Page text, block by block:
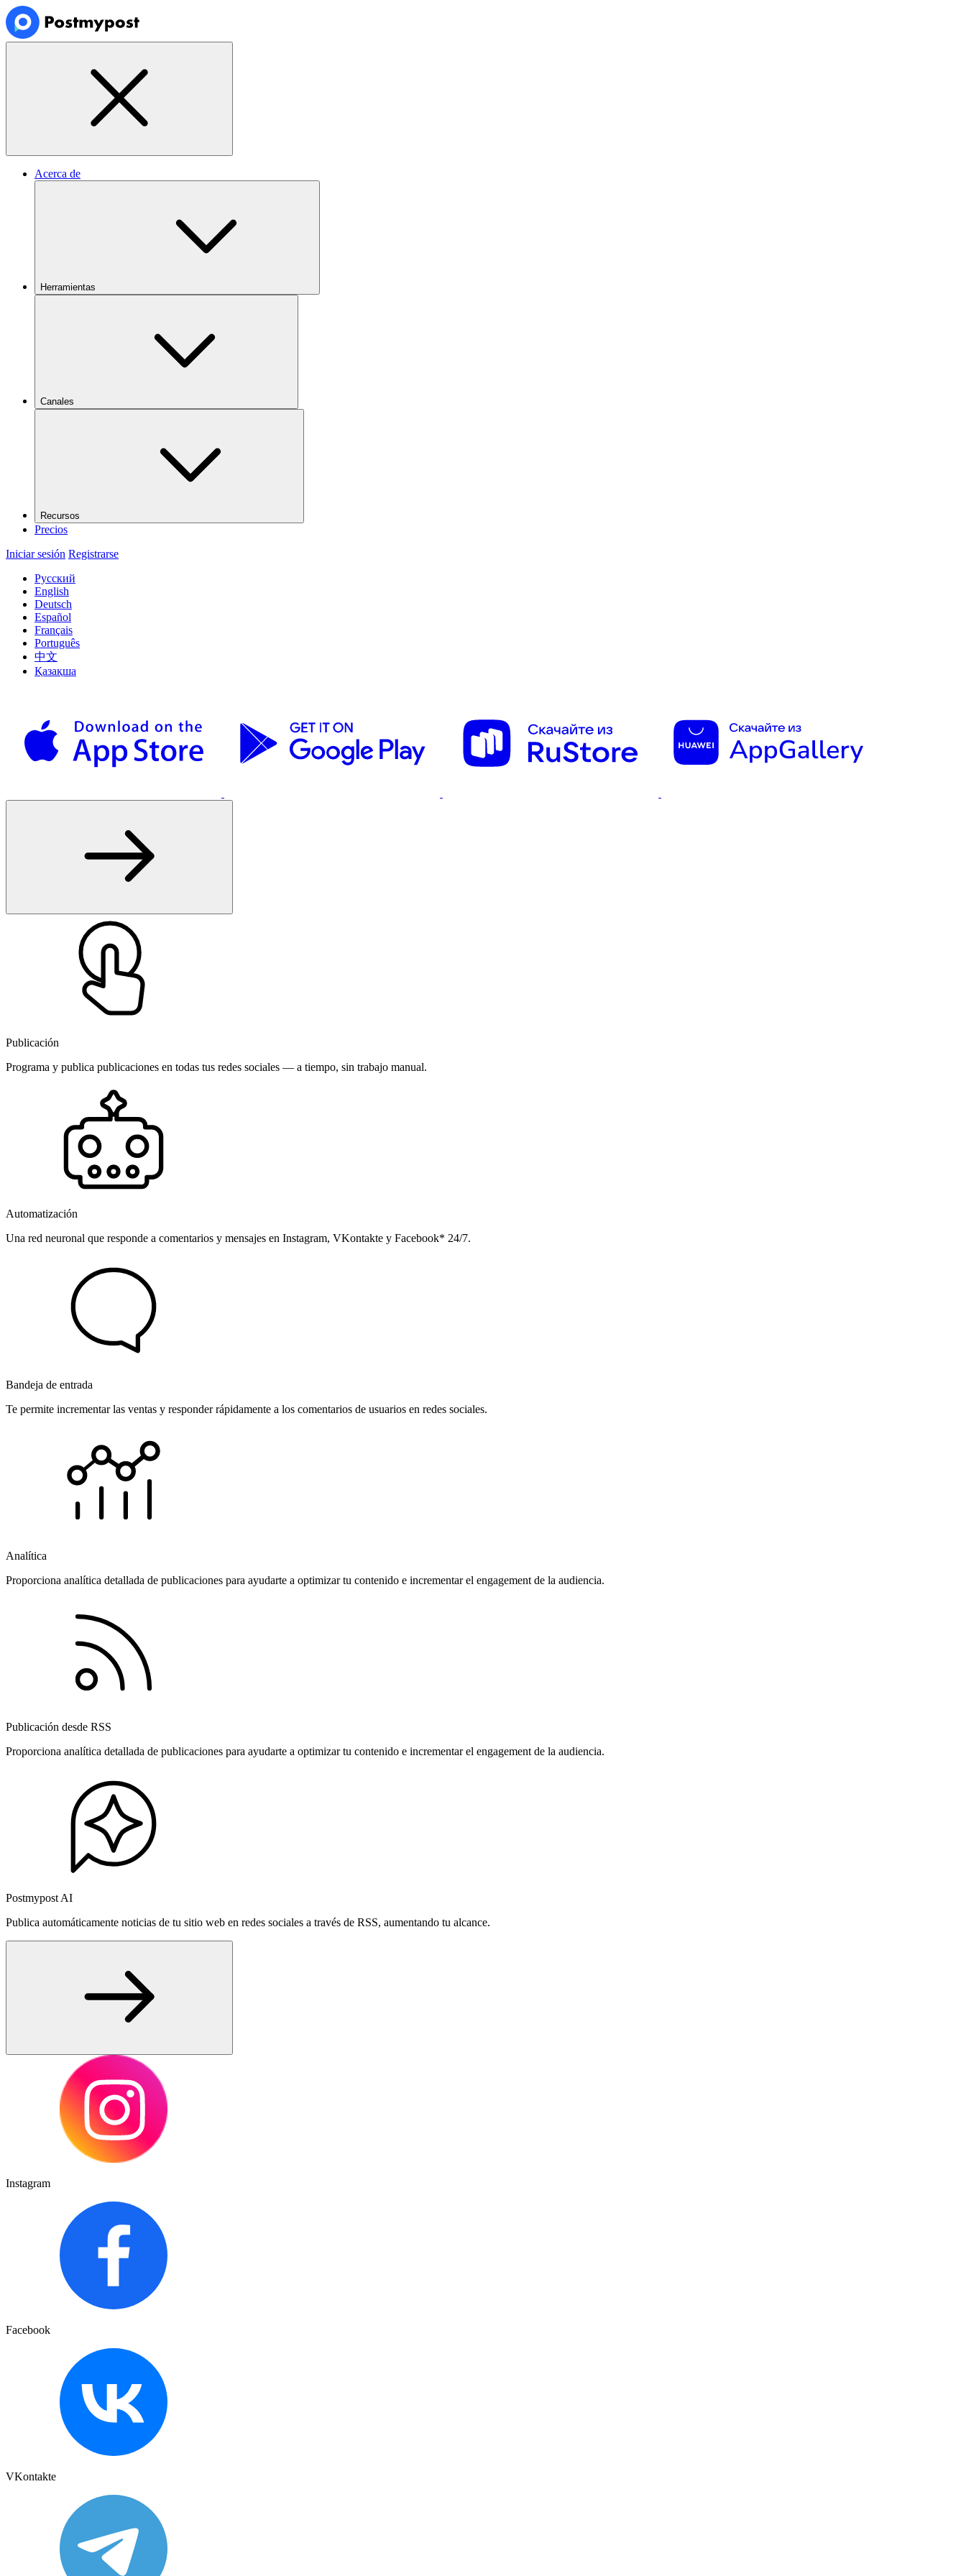
Acerca de
Herramientas
Canales
Recursos
Precios
Iniciar sesión Registrarse
Русский
English
Deutsch
Español
Français
Português
中文
Қазақша
Publicación
Programa y publica publicaciones en todas tus redes sociales — a tiempo, sin trabajo manual.
Automatización
Una red neuronal que responde a comentarios y mensajes en Instagram, VKontakte y Facebook* 24/7.
Bandeja de entrada
Te permite incrementar las ventas y responder rápidamente a los comentarios de usuarios en redes sociales.
Analítica
Proporciona analítica detallada de publicaciones para ayudarte a optimizar tu contenido e incrementar el engagement de la audiencia.
Publicación desde RSS
Proporciona analítica detallada de publicaciones para ayudarte a optimizar tu contenido e incrementar el engagement de la audiencia.
Postmypost AI
Publica automáticamente noticias de tu sitio web en redes sociales a través de RSS, aumentando tu alcance.
Instagram
Facebook
VKontakte